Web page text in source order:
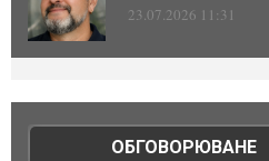
23.07.2026 11:31
ОБГОВОРЮВАНЕ|